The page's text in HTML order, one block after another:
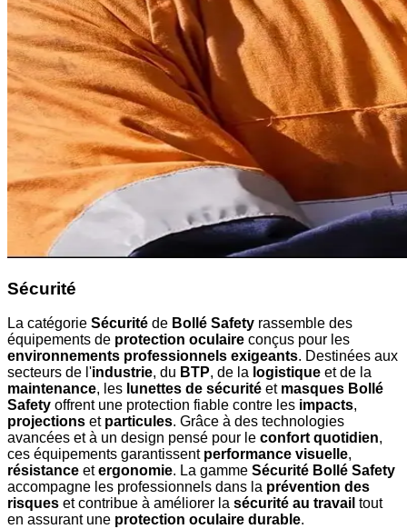
Sécurité
La catégorie Sécurité de Bollé Safety rassemble des
équipements de protection oculaire conçus pour les
environnements professionnels exigeants. Destinées aux
secteurs de l'industrie, du BTP, de la logistique et de la
maintenance, les lunettes de sécurité et masques Bollé
Safety offrent une protection fiable contre les impacts,
projections et particules. Grâce à des technologies
avancées et à un design pensé pour le confort quotidien,
ces équipements garantissent performance visuelle,
résistance etergonomie. La gamme Sécurité Bollé Safety
accompagne les professionnels dans la prévention des
risques et contribue à améliorer la sécurité au travail tout
en assurant une protection oculaire durable.